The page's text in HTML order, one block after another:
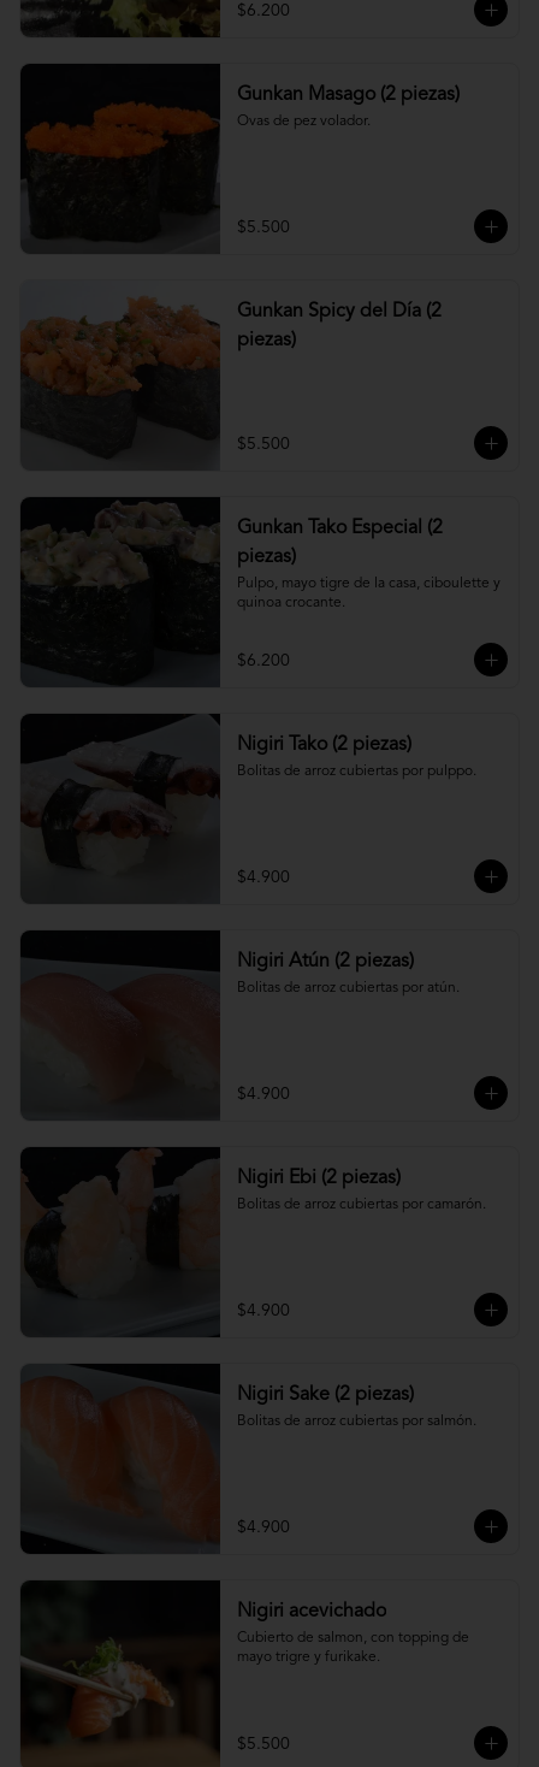
$6.200
Gunkan Masago (2 piezas)
Ovas de pez volador.
$5.500
Gunkan Spicy del Día (2
piezas)
$5.500
Gunkan Tako Especial (2
piezas)
Pulpo, mayo tigre de la casa, ciboulette y
quinoa crocante.
$6.200
Nigiri Tako (2 piezas)
Bolitas de arroz cubiertas por pulppo.
$4.900
Nigiri Atún (2 piezas)
Bolitas de arroz cubiertas por atún.
$4.900
Nigiri Ebi (2 piezas)
Bolitas de arroz cubiertas por camarón.
$4.900
Nigiri Sake (2 piezas)
Bolitas de arroz cubiertas por salmón.
$4.900
Nigiri acevichado
Cubierto de salmon, con topping de
mayo trigre y furikake.
$5.500